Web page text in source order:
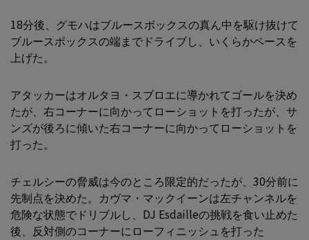
18分後、グモハはブルースボックスの真ん中を駆け抜けて
ブルースボックスの端までドライブし、いくらかペースを
上げた。
アタッカーはオルタヨ・スブロエに導かれてゴールを決め
たが、右コーナーに向かってローショットを打ったが、サ
ンズが後ろに傾いた右コーナーに向かってローショットを
打った。
チェルシーの脅威は今のところ限定的だったが、30分前に
先制点を決めた。カヴマ・マックイーンは左チャンネルを
危険な状態でドリブルし、DJ Esdailleの挑戦を食い止めた
後、反対側のコーナーにローフィニッシュを打った